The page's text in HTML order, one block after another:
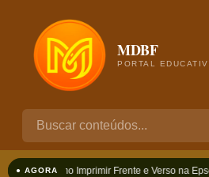
MDBF
PORTAL
● AGORAComo Imprimir Frente e Verso na